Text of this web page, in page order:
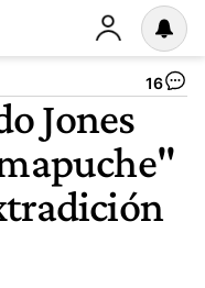
16
Jones